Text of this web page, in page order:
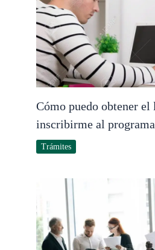
Cómo puedo obtener el
inscribirme al
Trámites